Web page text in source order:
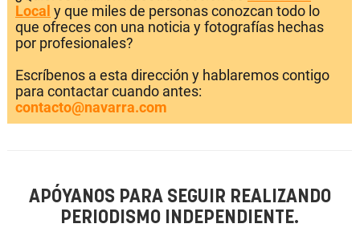
Local y que miles de personas conozcan todo lo
que ofreces con una noticia y fotografías hechas
por profesionales?
Escríbenos a esta dirección y hablaremos contigo
para contactar cuando antes:
contacto@navarra.com
APÓYANOS PARA SEGUIR REALIZANDO
PERIODISMO INDEPENDIENTE.